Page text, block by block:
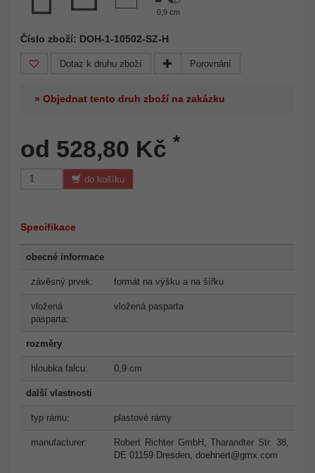
0,9 cm
Číslo zboží: DOH-1-10502-SZ-H
Dotaz k druhu zboží Porovnání
» Objednat tento druh zboží na zakázku
od 528,80 Kč *
do košíku
Specifikace
obecné informace
závěsný prvek: formát na výšku a na šířku
vložená
pasparta:
vložená pasparta
rozměry
hloubka falcu: 0,9 cm
další vlastnosti
typ rámu: plastové rámy
manufacturer:
Robert Richter GmbH, Tharandter Str. 38,
DE 01159 Dresden, doehnert@gmx.com